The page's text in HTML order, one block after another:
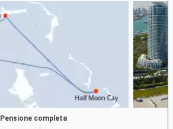
Pensione completa